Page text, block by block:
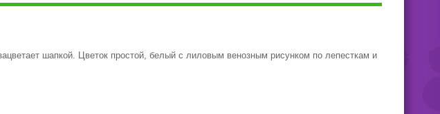
шапкой. Цветок простой, белый с лиловым венозным рисунком по лепесткам и